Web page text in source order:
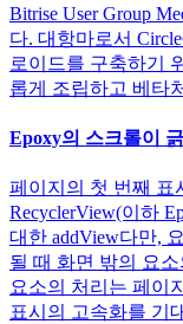
Bitrise User Group
다. 대항마로서
로이드를 구축하기
롭게 조립하고 베타
Epoxy의 스크롤이
페이지의 첫 번째 표
RecyclerView(이하
대한 addView다만,
될 때 화면 밖의 요
요소의 처리는 페이
표시의 고속화를 기